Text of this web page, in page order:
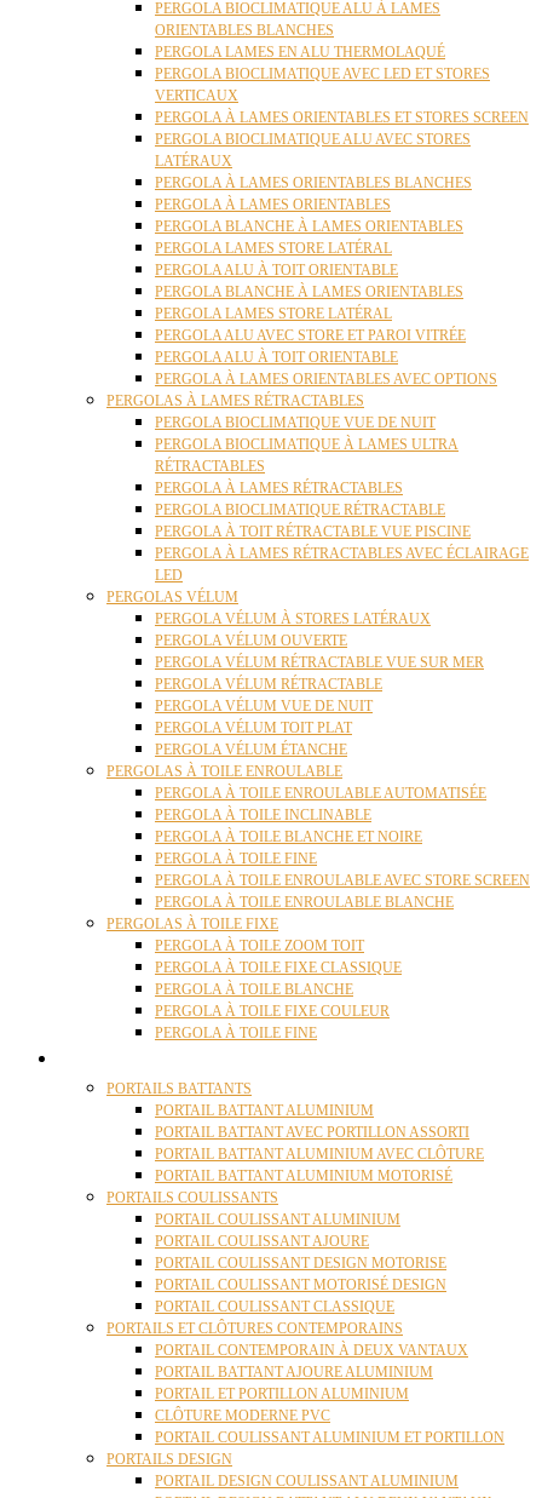
PERGOLA BIOCLIMATIQUE ALU À LAMES
ORIENTABLES BLANCHES
PERGOLA LAMES EN ALU THERMOLAQUÉ
PERGOLA BIOCLIMATIQUE AVEC LED ET STORES
VERTICAUX
PERGOLA À LAMES ORIENTABLES ET STORES SCREEN
PERGOLA BIOCLIMATIQUE ALU AVEC STORES
LATÉRAUX
PERGOLA À LAMES ORIENTABLES BLANCHES
PERGOLA À LAMES ORIENTABLES
PERGOLA BLANCHE À LAMES ORIENTABLES
PERGOLA LAMES STORE LATÉRAL
PERGOLA ALU À TOIT ORIENTABLE
PERGOLA BLANCHE À LAMES ORIENTABLES
PERGOLA LAMES STORE LATÉRAL
PERGOLA ALU AVEC STORE ET PAROI VITRÉE
PERGOLA ALU À TOIT ORIENTABLE
PERGOLA À LAMES ORIENTABLES AVEC OPTIONS
PERGOLAS À LAMES RÉTRACTABLES
PERGOLA BIOCLIMATIQUE VUE DE NUIT
PERGOLA BIOCLIMATIQUE À LAMES ULTRA
RÉTRACTABLES
PERGOLA À LAMES RÉTRACTABLES
PERGOLA BIOCLIMATIQUE RÉTRACTABLE
PERGOLA À TOIT RÉTRACTABLE VUE PISCINE
PERGOLA À LAMES RÉTRACTABLES AVEC ÉCLAIRAGE
LED
PERGOLAS VÉLUM
PERGOLA VÉLUM À STORES LATÉRAUX
PERGOLA VÉLUM OUVERTE
PERGOLA VÉLUM RÉTRACTABLE VUE SUR MER
PERGOLA VÉLUM RÉTRACTABLE
PERGOLA VÉLUM VUE DE NUIT
PERGOLA VÉLUM TOIT PLAT
PERGOLA VÉLUM ÉTANCHE
PERGOLAS À TOILE ENROULABLE
PERGOLA À TOILE ENROULABLE AUTOMATISÉE
PERGOLA À TOILE INCLINABLE
PERGOLA À TOILE BLANCHE ET NOIRE
PERGOLA À TOILE FINE
PERGOLA À TOILE ENROULABLE AVEC STORE SCREEN
PERGOLA À TOILE ENROULABLE BLANCHE
PERGOLAS À TOILE FIXE
PERGOLA À TOILE ZOOM TOIT
PERGOLA À TOILE FIXE CLASSIQUE
PERGOLA À TOILE BLANCHE
PERGOLA À TOILE FIXE COULEUR
PERGOLA À TOILE FINE
PORTAILS BATTANTS
PORTAIL BATTANT ALUMINIUM
PORTAIL BATTANT AVEC PORTILLON ASSORTI
PORTAIL BATTANT ALUMINIUM AVEC CLÔTURE
PORTAIL BATTANT ALUMINIUM MOTORISÉ
PORTAILS COULISSANTS
PORTAIL COULISSANT ALUMINIUM
PORTAIL COULISSANT AJOURE
PORTAIL COULISSANT DESIGN MOTORISE
PORTAIL COULISSANT MOTORISÉ DESIGN
PORTAIL COULISSANT CLASSIQUE
PORTAILS ET CLÔTURES CONTEMPORAINS
PORTAIL CONTEMPORAIN À DEUX VANTAUX
PORTAIL BATTANT AJOURE ALUMINIUM
PORTAIL ET PORTILLON ALUMINIUM
CLÔTURE MODERNE PVC
PORTAIL COULISSANT ALUMINIUM ET PORTILLON
PORTAILS DESIGN
PORTAIL DESIGN COULISSANT ALUMINIUM